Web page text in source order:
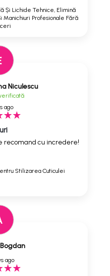
Și Lichide Tehnice, Elimină
Manichiuri Profesionale Fără
Niculescu
ago
recomand cu incredere!
Stilizarea Cuticulei
ago